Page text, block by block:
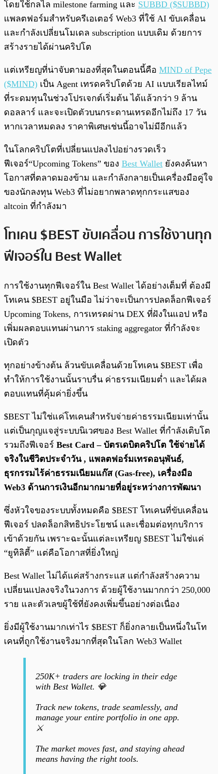
โดยใช้กลไล milestone farming และ SUBBD ($SUBBD)
แพลตฟอร์มสำหรับครีเอเตอร์ Web3 ที่ใช้ AI ขับเคลื่อน
และกำลังเปลี่ยนโมเดล subscription แบบเดิม ด้วยการ
สร้างรายได้ผ่านคริปโต
แต่เหรียญที่น่าจับตามองที่สุดในตอนนี้คือ MIND of Pepe
($MIND) เป็น Agent เทรดคริปโตด้วย AI แบบเรียลไทม์
ที่ระดมทุนในช่วงโปรเจกต์เริ่มต้น ได้แล้วกว่า 9 ล้าน
ดอลลาร์ และจะเปิดตัวบนกระดานเทรดอีกไม่ถึง 17 วัน
หากเวลาหมดลง ราคาพิเศษเช่นนี้อาจไม่มีอีกแล้ว
ในโลกคริปโตที่เปลี่ยนแปลงไปอย่างรวดเร็ว
ฟีเจอร์“Upcoming Tokens” ของ Best Wallet ยังคงค้นหา
โอกาสที่ตลาดมองข้าม และกำลังกลายเป็นเครื่องมือคู่ใจ
ของนักลงทุน Web3 ที่ไม่อยากพลาดทุกกระแสของ
altcoin ที่กำลังมา
โทเคน $BEST ขับเคลื่อน การใช้งานทุก
ฟีเจอร์ใน Best Wallet
การใช้งานทุกฟีเจอร์ใน Best Wallet ได้อย่างเต็มที่ ต้องมี
โทเคน $BEST อยู่ในมือ ไม่ว่าจะเป็นการปลดล็อกฟีเจอร์
Upcoming Tokens, การเทรดผ่าน DEX ที่ฝังในแอป หรือ
เพิ่มผลตอบแทนผ่านการ staking aggregator ที่กำลังจะ
เปิดตัว
ทุกอย่างข้างต้น ล้วนขับเคลื่อนด้วยโทเคน $BEST เพื่อ
ทำให้การใช้งานนั้นราบรื่น ค่าธรรมเนียมต่ำ และได้ผล
ตอบแทนที่คุ้มค่ายิ่งขึ้น
$BEST ไม่ใช่แค่โทเคนสำหรับจ่ายค่าธรรมเนียมเท่านั้น
แต่เป็นกุญแจสู่ระบบนิเวศของ Best Wallet ที่กำลังเติบโต
รวมถึงฟีเจอร์ Best Card – บัตรเดบิตคริปโต ใช้จ่ายได้
จริงในชีวิตประจำวัน , แพลตฟอร์มเทรดอนุพันธ์,
ธุรกรรมไร้ค่าธรรมเนียมแก๊ส (Gas-free), เครื่องมือ
Web3 ด้านการเงินอีกมากมายที่อยู่ระหว่างการพัฒนา
ซึ่งหัวใจของระบบทั้งหมดคือ $BEST โทเคนที่ขับเคลื่อน
ฟีเจอร์ ปลดล็อกสิทธิประโยชน์ และเชื่อมต่อทุกบริการ
เข้าด้วยกัน เพราะฉะนั้นแต่ละเหรียญ $BEST ไม่ใช่แค่
“ยูทิลิตี้” แต่คือโอกาสที่ยิ่งใหญ่
Best Wallet ไม่ได้แค่สร้างกระแส แต่กำลังสร้างความ
เปลี่ยนแปลงจริงในวงการ ด้วยผู้ใช้งานมากกว่า 250,000
ราย และตัวเลขผู้ใช้ที่ยังคงเพิ่มขึ้นอย่างต่อเนื่อง
ยิ่งมีผู้ใช้งานมากเท่าไร $BEST ก็ยิ่งกลายเป็นหนึ่งในโท
เคนที่ถูกใช้งานจริงมากที่สุดในโลก Web3 Wallet
250K+ traders are locking in their edge
with Best Wallet. 💎
Track new tokens, trade seamlessly, and
manage your entire portfolio in one app.
⚔️
The market moves fast, and staying ahead
means having the right tools.